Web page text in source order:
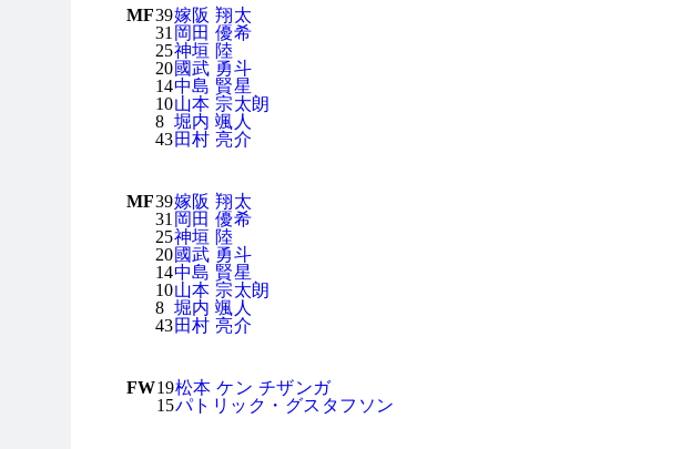
MF39嫁阪 翔太
31 岡田 優希
25神垣 陸
20國武 勇斗
14中島 賢星
10山本 宗太朗
8 堀内 颯人
43田村 亮介
MF39嫁阪 翔太
31 岡田 優希
25神垣 陸
20國武 勇斗
14中島 賢星
10山本 宗太朗
8 堀内 颯人
43田村 亮介
FW19松本 ケン チザンガ
15パトリック・グスタフソン